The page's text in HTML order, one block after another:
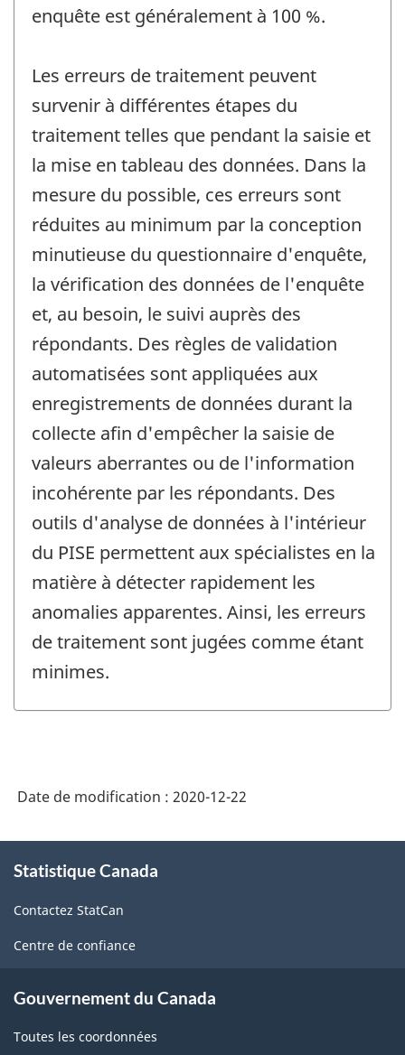
enquête est généralement à 100 %.
Les erreurs de traitement peuvent
survenir à différentes étapes du
traitement telles que pendant la saisie et
la mise en tableau des données. Dans la
mesure du possible, ces erreurs sont
réduites au minimum par la conception
minutieuse du questionnaire d'enquête,
la vérification des données de l'enquête
et, au besoin, le suivi auprès des
répondants. Des règles de validation
automatisées sont appliquées aux
enregistrements de données durant la
collecte afin d'empêcher la saisie de
valeurs aberrantes ou de l'information
incohérente par les répondants. Des
outils d'analyse de données à l'intérieur
du PISE permettent aux spécialistes en la
matière à détecter rapidement les
anomalies apparentes. Ainsi, les erreurs
de traitement sont jugées comme étant
minimes.
Date de modification : 2020-12-22
propos
ce
site
Statistique Canada
Contactez StatCan
Centre de confiance
Gouvernement du Canada
Toutes les coordonnées